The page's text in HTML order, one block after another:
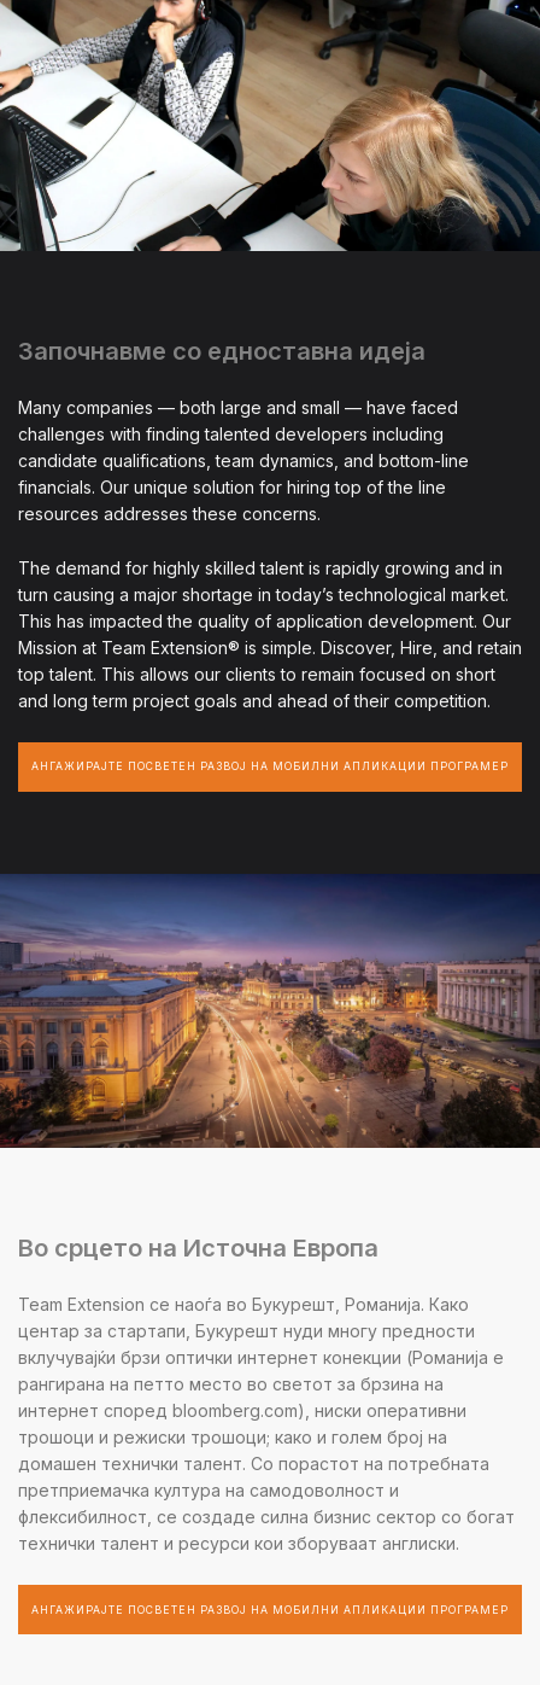
Започнавме со едноставна идеја
Many companies — both large and small — have faced
challenges with finding talented developers including
candidate qualifications, team dynamics, and bottom-line
financials. Our unique solution for hiring top of the line
resources addresses these concerns.
The demand for highly skilled talent is rapidly growing and in
turn causing a major shortage in today’s technological market.
This has impacted the quality of application development. Our
Mission at Team Extension® is simple. Discover, Hire, and retain
top talent. This allows our clients to remain focused on short
and long term project goals and ahead of their competition.
АНГАЖИРАЈТЕ ПОСВЕТЕН РАЗВОЈ НА МОБИЛНИ АПЛИКАЦИИ ПРОГРАМЕР
Во срцето на Источна Европа
Team Extension се наоѓа во Букурешт, Романија. Како
центар за стартапи, Букурешт нуди многу предности
вклучувајќи брзи оптички интернет конекции (Романија е
рангирана на петто место во светот за брзина на
интернет според bloomberg.com), ниски оперативни
трошоци и режиски трошоци; како и голем број на
домашен технички талент. Со порастот на потребната
претприемачка култура на самодоволност и
флексибилност, се создаде силна бизнис сектор со богат
технички талент и ресурси кои зборуваат англиски.
АНГАЖИРАЈТЕ ПОСВЕТЕН РАЗВОЈ НА МОБИЛНИ АПЛИКАЦИИ ПРОГРАМЕР